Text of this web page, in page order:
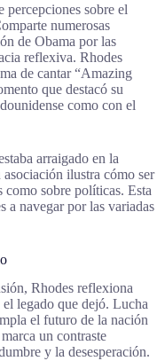
percepciones sobre el
numerosas
de Obama por las
reflexiva. Rhodes
de cantar “Amazing
que destacó su
como con el
arraigado en la
ilustra cómo ser
como sobre políticas. Esta
a navegar por las variadas
Rhodes reflexiona
legado que dejó. Lucha
el futuro de la nación
un contraste
y la desesperación.